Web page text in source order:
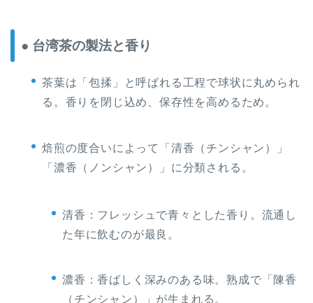
● 台湾茶の製法と香り
茶葉は「包揉」と呼ばれる工程で球状に丸められ
る。香りを閉じ込め、保存性を高めるため。
焙煎の度合いによって「清香（チンシャン）」
「濃香（ノンシャン）」に分類される。
清香：フレッシュで青々とした香り。流通し
た年に飲むのが最良。
濃香：香ばしく深みのある味。熟成で「陳香
（チンシャン）」が生まれる。